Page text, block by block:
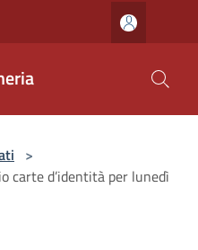
>
carte d’identità per lunedì